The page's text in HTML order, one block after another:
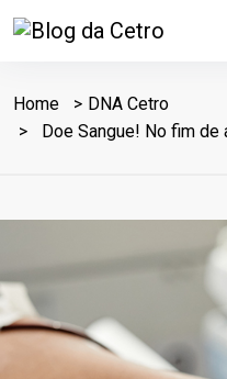
Home
DNA Cetro
Doe Sangue! No fim